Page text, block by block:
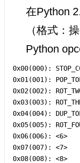
在Python
（格式：
Python
0x00(000):
0x01(001):
0x02(002):
0x03(003):
0x04(004):
0x05(005):
0x06(006): <6>
0x07(007): <7>
0x08(008): <8>